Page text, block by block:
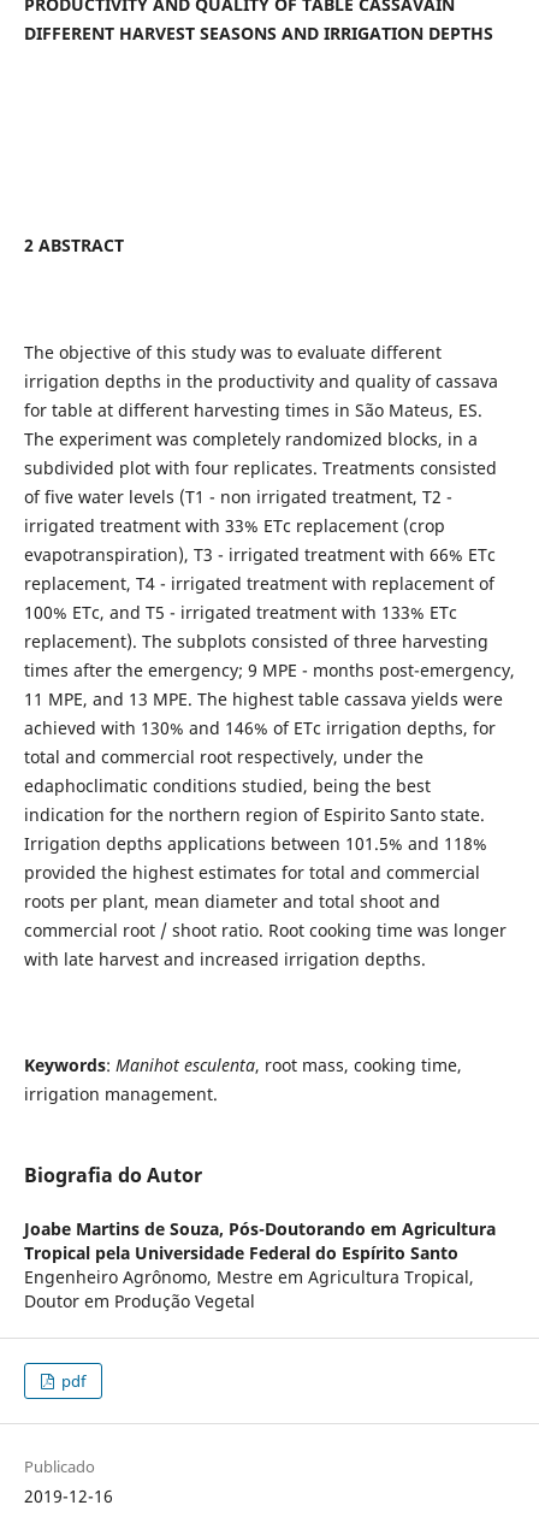
PRODUCTIVITY AND QUALITY OF TABLE CASSAVAIN
DIFFERENT HARVEST SEASONS AND IRRIGATION DEPTHS
2 ABSTRACT
The objective of this study was to evaluate different
irrigation depths in the productivity and quality of cassava
for table at different harvesting times in São Mateus, ES.
The experiment was completely randomized blocks, in a
subdivided plot with four replicates. Treatments consisted
of five water levels (T1 - non irrigated treatment, T2 -
irrigated treatment with 33% ETc replacement (crop
evapotranspiration), T3 - irrigated treatment with 66% ETc
replacement, T4 - irrigated treatment with replacement of
100% ETc, and T5 - irrigated treatment with 133% ETc
replacement). The subplots consisted of three harvesting
times after the emergency; 9 MPE - months post-emergency,
11 MPE, and 13 MPE. The highest table cassava yields were
achieved with 130% and 146% of ETc irrigation depths, for
total and commercial root respectively, under the
edaphoclimatic conditions studied, being the best
indication for the northern region of Espirito Santo state.
Irrigation depths applications between 101.5% and 118%
provided the highest estimates for total and commercial
roots per plant, mean diameter and total shoot and
commercial root / shoot ratio. Root cooking time was longer
with late harvest and increased irrigation depths.
Keywords: Manihot esculenta, root mass, cooking time,
irrigation management.
Biografia do Autor
Joabe Martins de Souza, Pós-Doutorando em Agricultura
Tropical pela Universidade Federal do Espírito Santo
Engenheiro Agrônomo, Mestre em Agricultura Tropical,
Doutor em Produção Vegetal
pdf
Publicado
2019-12-16